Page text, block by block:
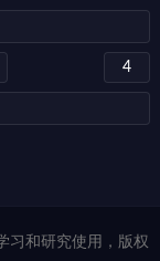
4
习和研究使用，版权